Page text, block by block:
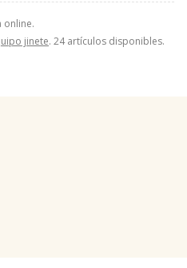
online.
jinete. 24 artículos disponibles.